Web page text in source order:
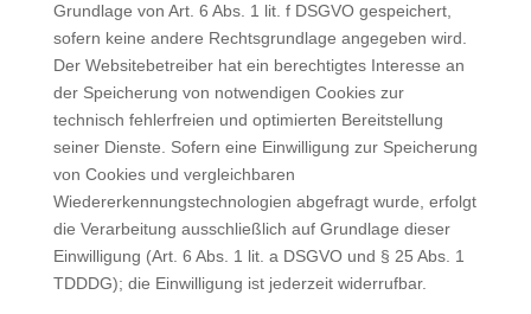
Grundlage von Art. 6 Abs. 1 lit. f DSGVO gespeichert,
sofern keine andere Rechtsgrundlage angegeben wird.
Der Websitebetreiber hat ein berechtigtes Interesse an
der Speicherung von notwendigen Cookies zur
technisch fehlerfreien und optimierten Bereitstellung
seiner Dienste. Sofern eine Einwilligung zur Speicherung
von Cookies und vergleichbaren
Wiedererkennungstechnologien abgefragt wurde, erfolgt
die Verarbeitung ausschließlich auf Grundlage dieser
Einwilligung (Art. 6 Abs. 1 lit. a DSGVO und § 25 Abs. 1
TDDDG); die Einwilligung ist jederzeit widerrufbar.